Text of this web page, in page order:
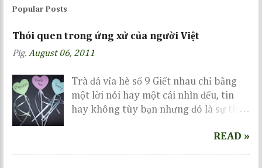
s
a
o
m
e
n
t
Popular Posts
Thói quen trong ứng xử của người Việt
Pig. August 06, 2011
Trà đá vỉa hè số 9 Giết nhau chỉ bằng
một lời nói hay một cái nhìn đểu, tin
hay không tùy bạn nhưng đó là sự thực
đây... Related Trận cầu siêu kinh điển
READ »